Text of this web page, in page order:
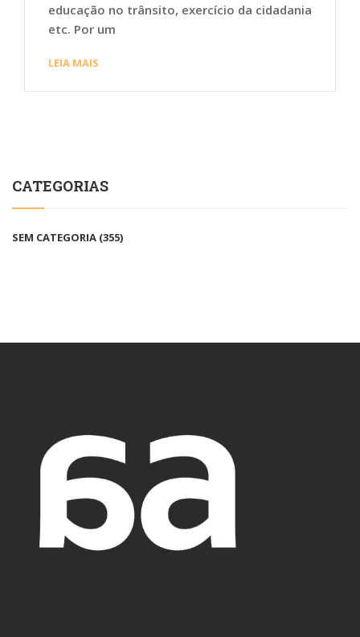
educação no trânsito, exercício da cidadania
etc. Por um
LEIA MAIS
CATEGORIAS
SEM CATEGORIA (355)